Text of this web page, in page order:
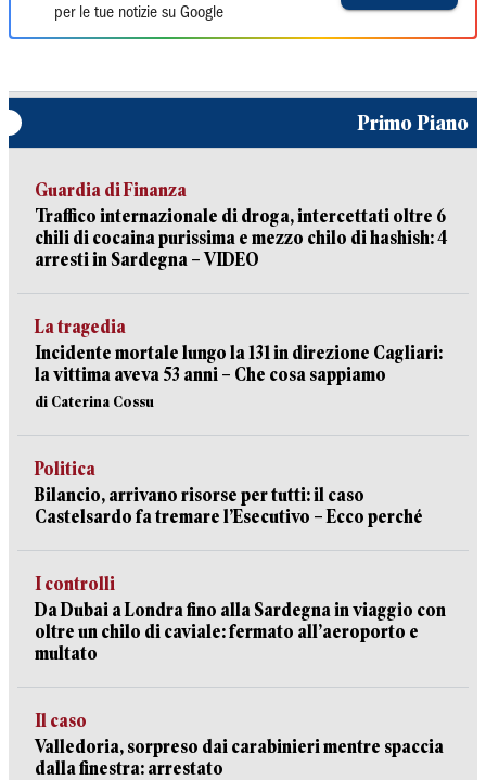
per le tue notizie su Google
Primo Piano
Guardia di Finanza
Traffico internazionale di droga, intercettati oltre 6
chili di cocaina purissima e mezzo chilo di hashish: 4
arresti in Sardegna – VIDEO
La tragedia
Incidente mortale lungo la 131 in direzione Cagliari:
la vittima aveva 53 anni – Che cosa sappiamo
di Caterina Cossu
Politica
Bilancio, arrivano risorse per tutti: il caso
Castelsardo fa tremare l’Esecutivo – Ecco perché
I controlli
Da Dubai a Londra fino alla Sardegna in viaggio con
oltre un chilo di caviale: fermato all’aeroporto e
multato
Il caso
Valledoria, sorpreso dai carabinieri mentre spaccia
dalla finestra: arrestato